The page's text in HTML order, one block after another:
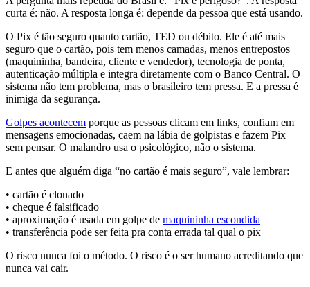
curta é: não. A resposta longa é: depende da pessoa que está usando.
O Pix é tão seguro quanto cartão, TED ou débito. Ele é até mais
seguro que o cartão, pois tem menos camadas, menos entrepostos
(maquininha, bandeira, cliente e vendedor), tecnologia de ponta,
autenticação múltipla e integra diretamente com o Banco Central. O
sistema não tem problema, mas o brasileiro tem pressa. E a pressa é
inimiga da segurança.
Golpes acontecem porque as pessoas clicam em links, confiam em
mensagens emocionadas, caem na lábia de golpistas e fazem Pix
sem pensar. O malandro usa o psicológico, não o sistema.
E antes que alguém diga “no cartão é mais seguro”, vale lembrar:
• cartão é clonado
• cheque é falsificado
• aproximação é usada em golpe de maquininha escondida
• transferência pode ser feita pra conta errada tal qual o pix
O risco nunca foi o método. O risco é o ser humano acreditando que
nunca vai cair.